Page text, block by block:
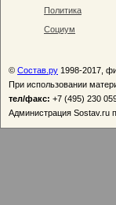
Политика
Социум
© Состав.ру 1998-2017,
При использовании
тел/факс: +7 (495) 230
Администрация Sostav.ru